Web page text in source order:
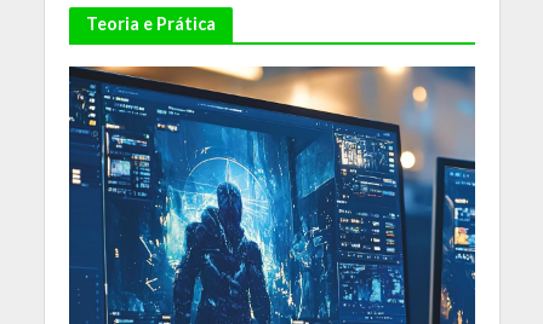
Teoria e Prática